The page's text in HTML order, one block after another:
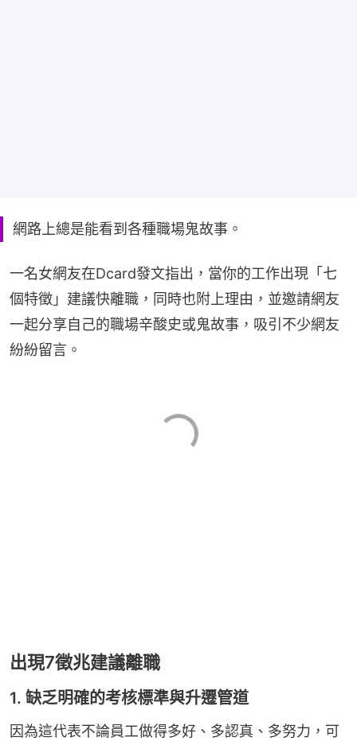
網路上總是能看到各種職場鬼故事。
一名女網友在Dcard發文指出，當你的工作出現「七
個特徵」建議快離職，同時也附上理由，並邀請網友
一起分享自己的職場辛酸史或鬼故事，吸引不少網友
紛紛留言。
出現7徵兆建議離職
1. 缺乏明確的考核標準與升遷管道
因為這代表不論員工做得多好、多認真、多努力，可